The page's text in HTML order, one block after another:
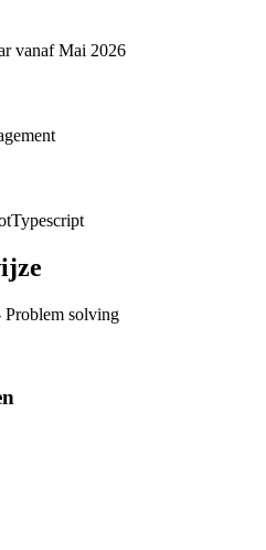
vanaf Mai 2026
Typescript
solving